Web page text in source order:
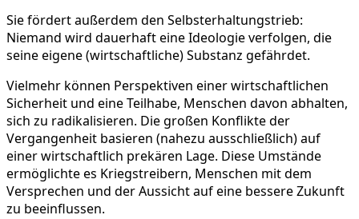
Sie fördert außerdem den Selbsterhaltungstrieb:
Niemand wird dauerhaft eine Ideologie verfolgen, die
seine eigene (wirtschaftliche) Substanz gefährdet.
Vielmehr können Perspektiven einer wirtschaftlichen
Sicherheit und eine Teilhabe, Menschen davon abhalten,
sich zu radikalisieren. Die großen Konflikte der
Vergangenheit basieren (nahezu ausschließlich) auf
einer wirtschaftlich prekären Lage. Diese Umstände
ermöglichte es Kriegstreibern, Menschen mit dem
Versprechen und der Aussicht auf eine bessere Zukunft
zu beeinflussen.